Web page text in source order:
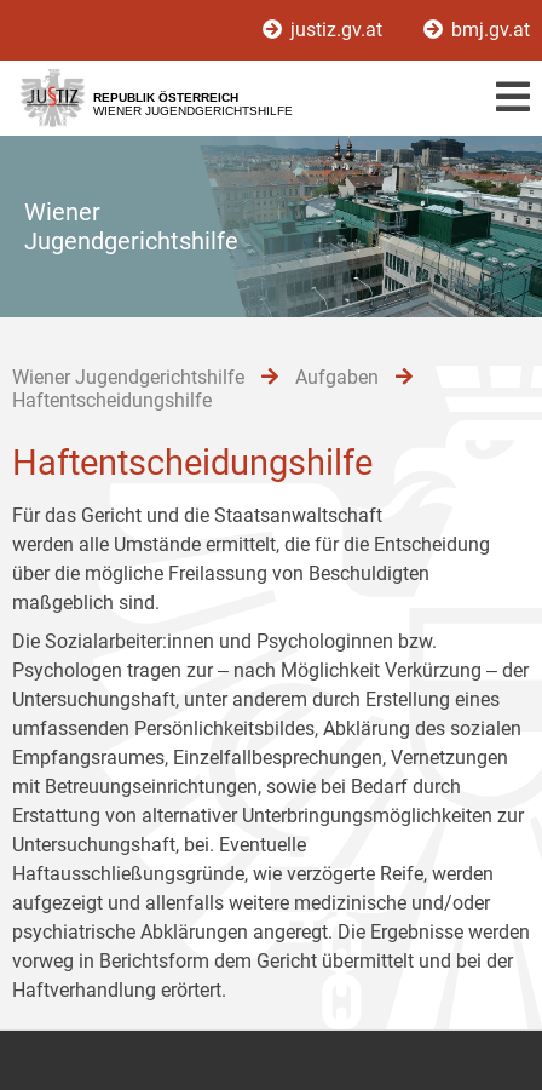
[1]
[2]
[3]
justiz.gv.at bmj.gv.at
REPUBLIK ÖSTERREICH
WIENER JUGENDGERICHTSHILFE
Wiener
Jugendgerichtshilfe
Wiener Jugendgerichtshilfe
Aufgaben
Haftentscheidungshilfe
Haftentscheidungshilfe
Für das Gericht und die Staatsanwaltschaft
werden alle Umstände ermittelt, die für die Entscheidung
über die mögliche Freilassung von Beschuldigten
maßgeblich sind.
Die Sozialarbeiter:innen und Psychologinnen bzw.
Psychologen tragen zur ‒ nach Möglichkeit Verkürzung ‒ der
Untersuchungshaft, unter anderem durch Erstellung eines
umfassenden Persönlichkeitsbildes, Abklärung des sozialen
Empfangsraumes, Einzelfallbesprechungen, Vernetzungen
mit Betreuungseinrichtungen, sowie bei Bedarf durch
Erstattung von alternativer Unterbringungsmöglichkeiten zur
Untersuchungshaft, bei. Eventuelle
Haftausschließungsgründe, wie verzögerte Reife, werden
aufgezeigt und allenfalls weitere medizinische und/oder
psychiatrische Abklärungen angeregt. Die Ergebnisse werden
vorweg in Berichtsform dem Gericht übermittelt und bei der
Haftverhandlung erörtert.